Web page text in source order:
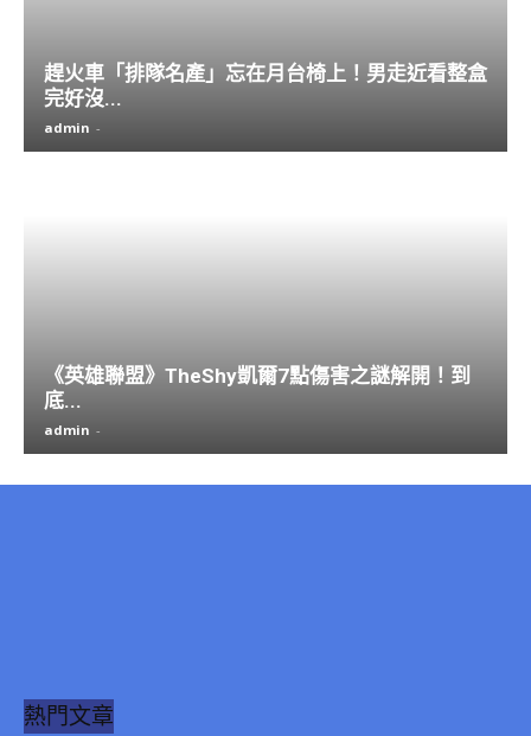
趕火車「排隊名產」忘在月台椅上！男走近看整盒
完好沒...
admin -
《英雄聯盟》TheShy凱爾7點傷害之謎解開！到
底...
admin -
熱門文章